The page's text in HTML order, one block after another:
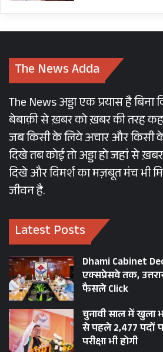
The News Adda
The News अड्डा एक प्रयास है बिना
बेबाक़ी से ख़बर को ख़बर की तरह
जब किसी के लिये अचार और किसी
दिखे तब कोई तो अड्डा हो जहां से ख़बर
दिखे और विमर्श का मज़बूत मंच भी
जीवन है.
Latest Posts
Dhami Cabinet
एक्सप्रेसवे तक,
फैसले Click
चुनावी साल में खुला
से पहले 2,477 पदों
परीक्षा भी होगी